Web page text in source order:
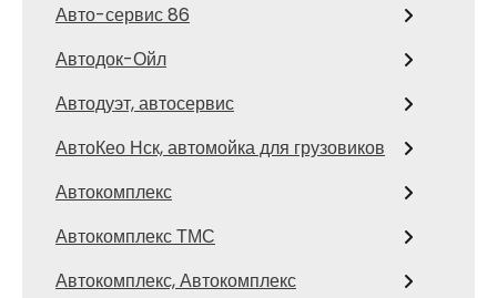
Авто-сервис 86
Автодок-Ойл
Автодуэт, автосервис
АвтоКео Нск, автомойка для грузовиков
Автокомплекс
Автокомплекс ТМС
Автокомплекс, Автокомплекс